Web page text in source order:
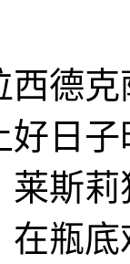
德克
好日
莱斯
在瓶